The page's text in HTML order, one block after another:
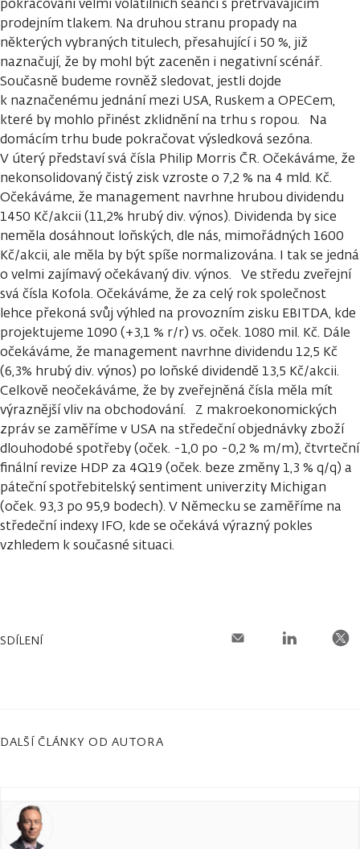
prodejním tlakem. Na druhou stranu propady na
některých vybraných titulech, přesahující i 50 %, již
naznačují, že by mohl být zaceněn i negativní scénář.
Současně budeme rovněž sledovat, jestli dojde
k naznačenému jednání mezi USA, Ruskem a OPECem,
které by mohlo přinést zklidnění na trhu s ropou. Na
domácím trhu bude pokračovat výsledková sezóna.
V úterý představí svá čísla Philip Morris ČR. Očekáváme, že
nekonsolidovaný čistý zisk vzroste o 7,2 % na 4 mld. Kč.
Očekáváme, že management navrhne hrubou dividendu
1450 Kč/akcii (11,2% hrubý div. výnos). Dividenda by sice
neměla dosáhnout loňských, dle nás, mimořádných 1600
Kč/akcii, ale měla by být spíše normalizována. I tak se jedná
o velmi zajímavý očekávaný div. výnos. Ve středu zveřejní
svá čísla Kofola. Očekáváme, že za celý rok společnost
lehce překoná svůj výhled na provozním zisku EBITDA, kde
projektujeme 1090 (+3,1 % r/r) vs. oček. 1080 mil. Kč. Dále
očekáváme, že management navrhne dividendu 12,5 Kč
(6,3% hrubý div. výnos) po loňské dividendě 13,5 Kč/akcii.
Celkově neočekáváme, že by zveřejněná čísla měla mít
výraznější vliv na obchodování. Z makroekonomických
zpráv se zaměříme v USA na středeční objednávky zboží
dlouhodobé spotřeby (oček. -1,0 po -0,2 % m/m), čtvrteční
finální revize HDP za 4Q19 (oček. beze změny 1,3 % q/q) a
páteční spotřebitelský sentiment univerzity Michigan
(oček. 93,3 po 95,9 bodech). V Německu se zaměříme na
středeční indexy IFO, kde se očekává výrazný pokles
vzhledem k současné situaci.
SDÍLENÍ
DALŠÍ ČLÁNKY OD AUTORA